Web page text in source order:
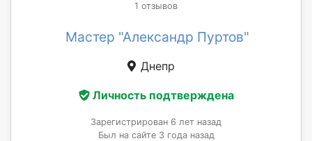
1 отзывов
Мастер "Александр Пуртов"
Днепр
Личность подтверждена
Зарегистрирован 6 лет назад
Был на сайте 3 года назад